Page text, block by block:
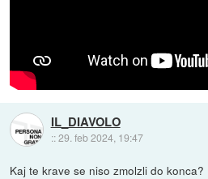
IL_DIAVOLO
::29. feb 2024, 19:47
Kaj te krave se niso zmolzli do konca?